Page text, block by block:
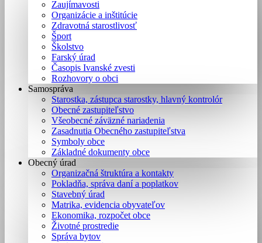
Zaujímavosti
Organizácie a inštitúcie
Zdravotná starostlivosť
Šport
Školstvo
Farský úrad
Časopis Ivanské zvesti
Rozhovory o obci
Samospráva
Starostka, zástupca starostky, hlavný kontrolór
Obecné zastupiteľstvo
Všeobecné záväzné nariadenia
Zasadnutia Obecného zastupiteľstva
Symboly obce
Základné dokumenty obce
Obecný úrad
Organizačná štruktúra a kontakty
Pokladňa, správa daní a poplatkov
Stavebný úrad
Matrika, evidencia obyvateľov
Ekonomika, rozpočet obce
Životné prostredie
Správa bytov